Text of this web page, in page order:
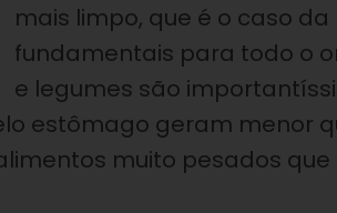
mais limpo, que é o caso
fundamentais para todo o
e legumes são
estômago geram menor
muito pesados